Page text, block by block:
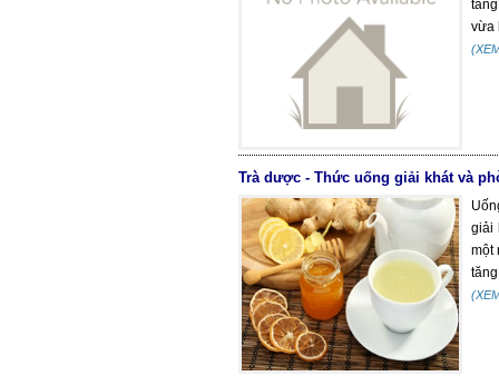
vừa
Trà dược - Thức uống giải khát và
giải
một